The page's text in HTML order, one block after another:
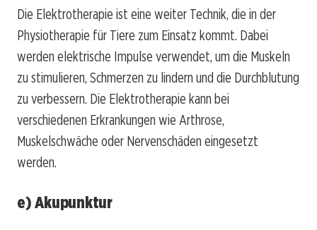
Die Elektrotherapie ist eine weiter Technik, die in der
Physiotherapie für Tiere zum Einsatz kommt. Dabei
werden elektrische Impulse verwendet, um die Muskeln
zu stimulieren, Schmerzen zu lindern und die Durchblutung
zu verbessern. Die Elektrotherapie kann bei
verschiedenen Erkrankungen wie Arthrose,
Muskelschwäche oder Nervenschäden eingesetzt
werden.
e) Akupunktur